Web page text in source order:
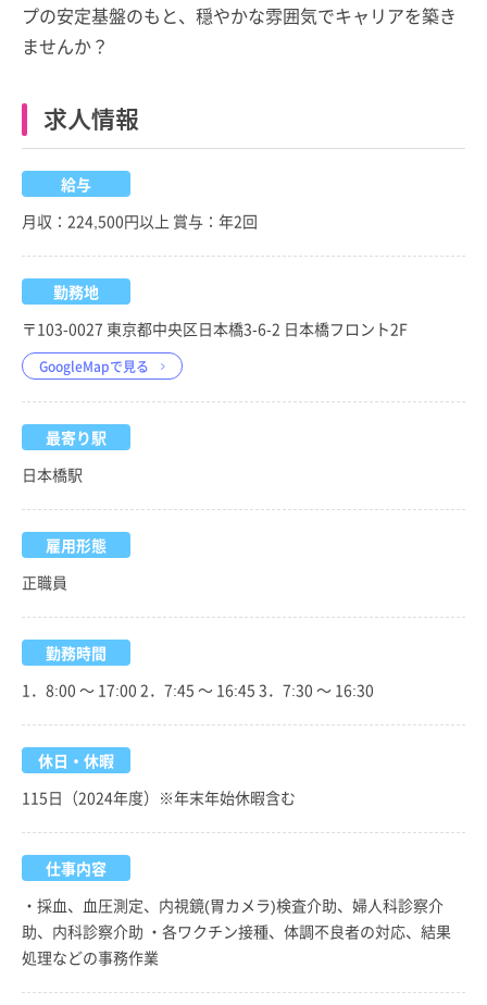
プの安定基盤のもと、穏やかな雰囲気でキャリアを築き
ませんか？
求人情報
給与
月収：224,500円以上 賞与：年2回
勤務地
〒103-0027 東京都中央区日本橋3-6-2 日本橋フロント2F
GoogleMapで見る
最寄り駅
日本橋駅
雇用形態
正職員
勤務時間
1．8:00 ～ 17:00 2．7:45 ～ 16:45 3．7:30 ～ 16:30
休日・休暇
115日（2024年度）※年末年始休暇含む
仕事内容
・採血、血圧測定、内視鏡(胃カメラ)検査介助、婦人科診察介
助、内科診察介助 ・各ワクチン接種、体調不良者の対応、結果
処理などの事務作業